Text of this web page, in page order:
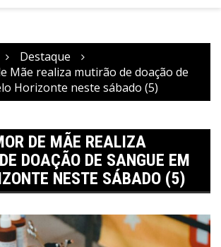
Destaque
Mãe realiza mutirão de doação de
Horizonte neste sábado (5)
DE MÃE REALIZA
DOAÇÃO DE SANGUE EM
NESTE SÁBADO (5)